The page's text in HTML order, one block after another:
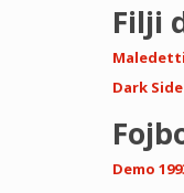
Filji
Dark
Demo